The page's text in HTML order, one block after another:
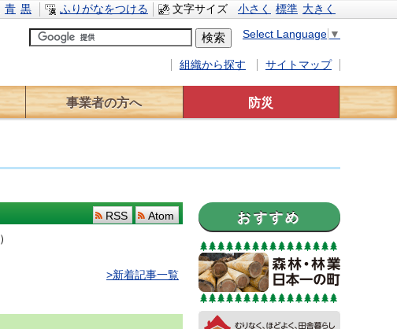
文字サイズ 小さく 標準 大きく
青 黒 ふりがなをつける
Select Language ▼
組織から探す サイトマップ
事業者の方へ 防災
RSS
Atom
）
>新着記事一覧
おすすめ